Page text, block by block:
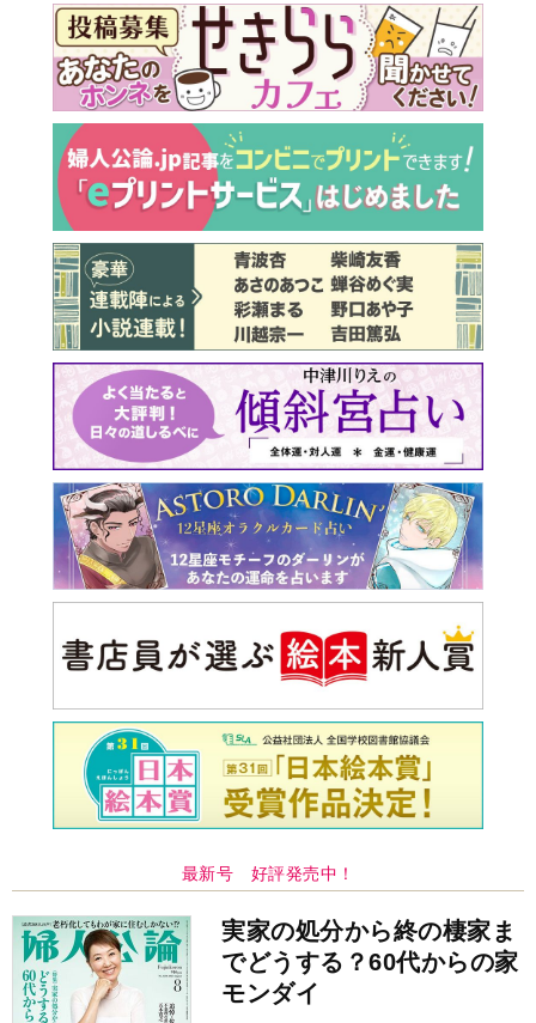
最新号 好評発売中！
実家の処分から終の棲家ま
でどうする？60代からの家
モンダイ